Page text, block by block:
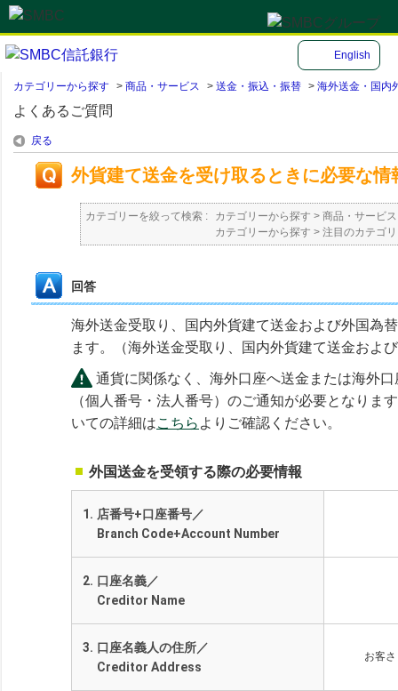
English
カテゴリーから探す > 商品・サービス > 送金・振込・振替 > 海外送金・国内
よくあるご質問
戻る
外貨建て送金を受け取るときに必要な
カテゴリーを絞って検索 : カテゴリーから探す > 商品・サービス
カテゴリーから探す > 注目のカテゴ
回答
海外送金受取り、国内外貨建て送金および外国為
ます。（海外送金受取り、国内外貨建て送金およ
通貨に関係なく、海外口座へ送金または海外
（個人番号・法人番号）のご通知が必要となり
いての詳細はこちら よりご確認ください。
外国送金を受領する際の必要情報
1. 店番号+口座番号／
Branch Code+Account Number
2. 口座名義／
Creditor Name
3. 口座名義人の住所／
Creditor Address
お客